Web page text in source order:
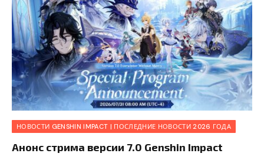
НОВОСТИ GENSHIN IMPACT | ПОСЛЕДНИЕ НОВОСТИ 2026 ГОДА
Анонс стрима версии 7.0 Genshin Impact